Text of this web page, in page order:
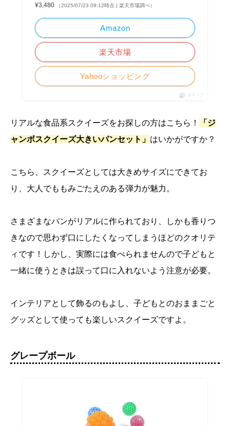
¥3,480
（2025/07/23 09:12時点 | 楽天市場調べ）
Amazon
楽天市場
Yahooショッピング
ポチップ
リアルな食品系スクイーズをお探しの方はこちら！
「ジ
ャンボスクイーズ大きいパンセット」 はいかがですか？
こちら、スクイーズとしては大きめサイズにできてお
り、大人でももみごたえのある弾力が魅力。
さまざまなパンがリアルに作られており、しかも香りつ
きなので思わず口にしたくなってしまうほどのクオリテ
ィです！しかし、実際には食べられませんので子どもと
一緒に使うときは誤って口に入れないよう注意が必要。
インテリアとして飾るのもよし、子どもとのおままごと
グッズとして使っても楽しいスクイーズですよ。
グレープボール